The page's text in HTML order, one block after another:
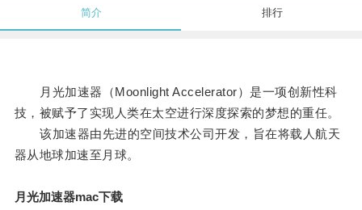
简介 排行
月光加速器（Moonlight Accelerator）是一项创新性科
技，被赋予了实现人类在太空进行深度探索的梦想的重任。
该加速器由先进的空间技术公司开发，旨在将载人航天
器从地球加速至月球。
月光加速器mac下载